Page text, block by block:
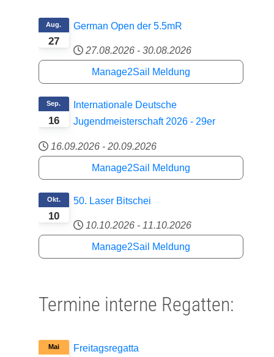
27
Aug. German Open der 5.5mR
27.08.2026 - 30.08.2026
Manage2Sail Meldung
16
Sep.
Internationale Deutsche
Jugendmeisterschaft 2026 - 29er
16.09.2026 - 20.09.2026
Manage2Sail Meldung
10
Okt. 50. Laser Bitschei
10.10.2026 - 11.10.2026
Manage2Sail Meldung
Termine interne Regatten:
Mai Freitagsregatta